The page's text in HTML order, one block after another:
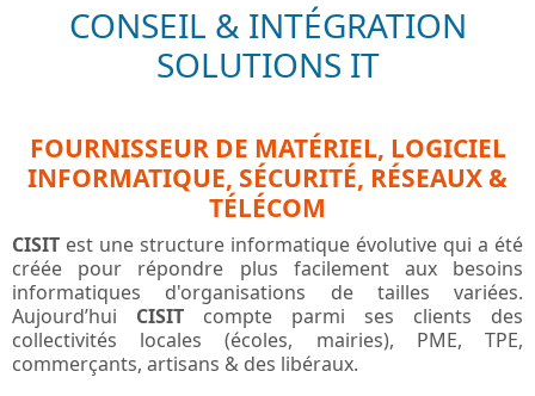
CONSEIL & INTÉGRATION
SOLUTIONS IT
FOURNISSEUR DE MATÉRIEL, LOGICIEL
INFORMATIQUE, SÉCURITÉ, RÉSEAUX &
TÉLÉCOM
CISIT est une structure informatique évolutive qui a été
créée pour répondre plus facilement aux besoins
informatiques d'organisations de tailles variées.
Aujourd’hui CISIT compte parmi ses clients des
collectivités locales (écoles, mairies), PME, TPE,
commerçants, artisans & des libéraux.